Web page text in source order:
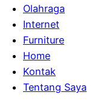
Olahraga
Internet
Furniture
Home
Kontak
Tentang Saya